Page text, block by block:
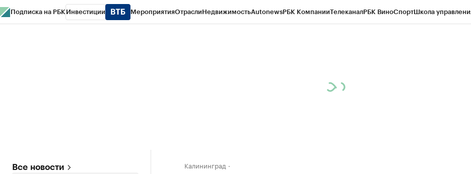
Подписка на РБК Инвестиции МероприятияОтраслиНедвижимостьAutonewsРБК КомпанииТелеканалРБК ВиноСпортШкола
Все новости Калининград